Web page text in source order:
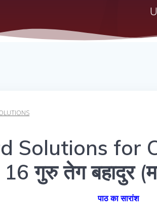
Solutions for
गुरु तेग बहादुर
पाठ का सारांश